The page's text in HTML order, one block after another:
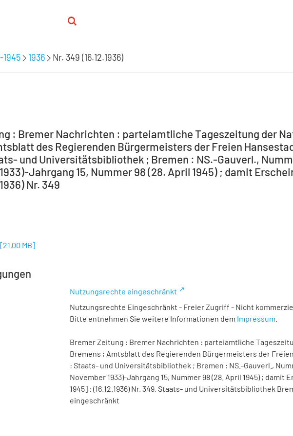
1936 Nr. 349 (16.12.1936)
: Bremer Nachrichten : parteiamtliche Tageszeitung der
des Regierenden Bürgermeisters der Freien
und Universitätsbibliothek ; Bremen : NS.-Gauverl.,
Jahrgang 15, Nummer 98 (28. April 1945) ; damit
Nr. 349
21,00 MB]
Nutzungsrechte eingeschränkt
Nutzungsrechte Eingeschränkt - Freier Zugriff - Nicht
Bitte entnehmen Sie weitere Informationen dem Impressum
Bremer Zeitung : Bremer Nachrichten : parteiamtliche
Bremens ; Amtsblatt des Regierenden Bürgermeisters der
: Staats- und Universitätsbibliothek ; Bremen : NS.-Gauverl.,
November 1933)-Jahrgang 15, Nummer 98 (28. April 1945) ; damit
1945] : (16.12.1936) Nr. 349. Staats- und Universitätsbibliothek
eingeschränkt